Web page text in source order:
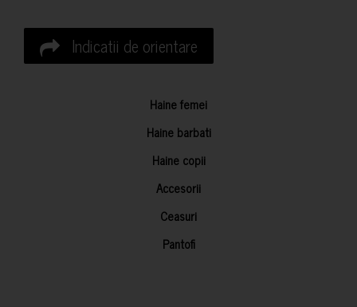
Indicatii de orientare
Haine femei
Haine barbati
Haine copii
Accesorii
Ceasuri
Pantofi